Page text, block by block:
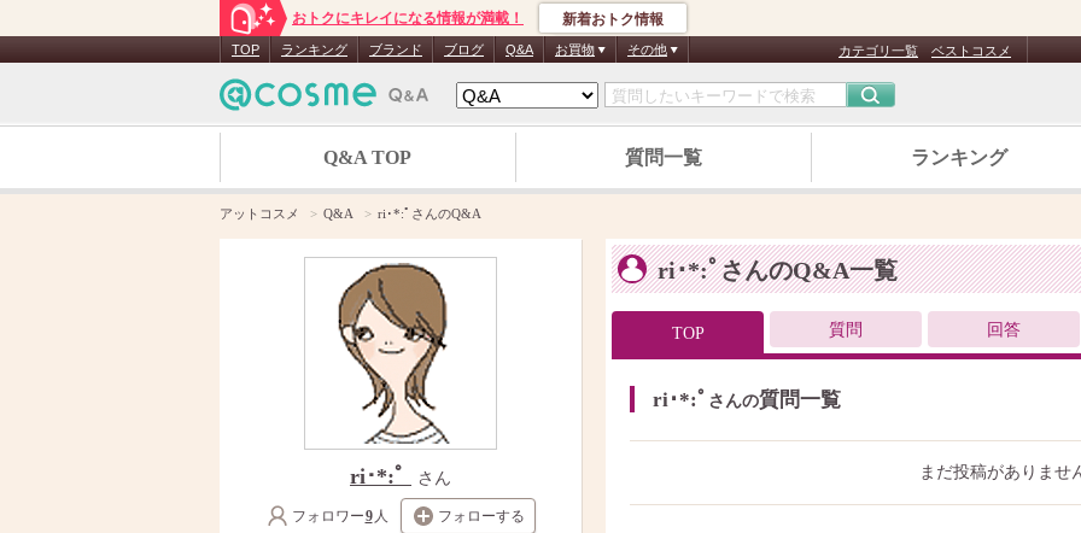
おトクにキレイになる情報が満載！ 新着おトク情報
TOP ランキング ブランド ブログ Q&A お買物 その他 カテゴリ一覧 ベストコスメ
Q&A TOP 質問一覧 ランキング
アットコスメ Q&A ri･*:ﾟさんのQ&A
ri･*:ﾟさんのQ&A一覧
TOP 質問 回答
ri･*:ﾟ さんの質問一覧
まだ投稿がありませ
ri･*:ﾟ さん
フォロワー9 人 フォローする